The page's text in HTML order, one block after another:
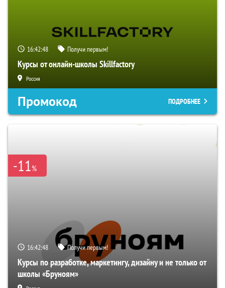
16:42:47 Получи первым!
Курсы от онлайн-школы Skillfactory
Россия
Промокод ПОДРОБНЕЕ
-11%
16:42:47 Получи первым!
Курсы по разработке, маркетингу, дизайну и не только от
школы «Бруноям»